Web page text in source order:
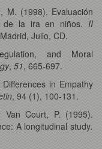
M. (1998). Evaluación
de la ira en niños. II
Julio, CD.
and Moral
, 51, 665-697.
in Empathy
, 94 (1), 100-131.
Court, P. (1995).
A longitudinal study.